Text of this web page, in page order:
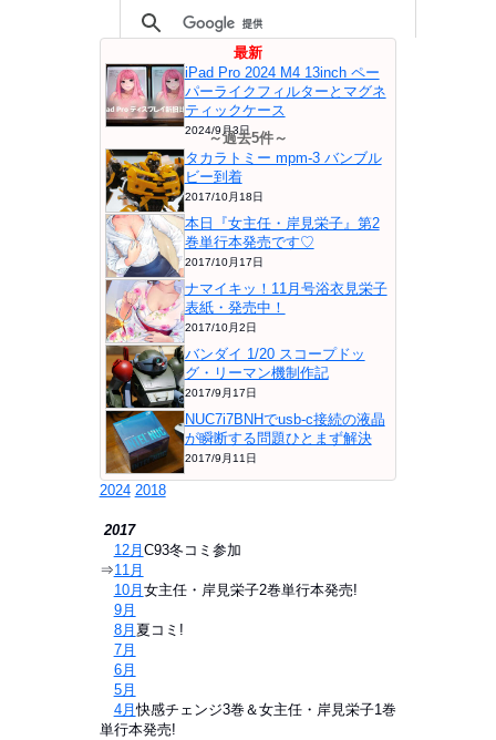
最新
iPad Pro 2024 M4 13inch ペー
パーライクフィルターとマグネ
ティックケース
2024/9月3日
～過去5件～
タカラトミー mpm-3 バンブル
ビー到着
2017/10月18日
本日『女主任・岸見栄子』第2
巻単行本発売です♡
2017/10月17日
ナマイキッ！11月号浴衣見栄子
表紙・発売中！
2017/10月2日
バンダイ 1/20 スコープドッ
グ・リーマン機制作記
2017/9月17日
NUC7i7BNHでusb-c接続の液晶
が瞬断する問題ひとまず解決
2017/9月11日
2024 2018
2017
12月 C93冬コミ参加
⇒11月
10月 女主任・岸見栄子2巻単行本発売!
9月
8月 夏コミ!
7月
6月
5月
4月快感チェンジ3巻＆女主任・岸見栄子1巻
単行本発売!